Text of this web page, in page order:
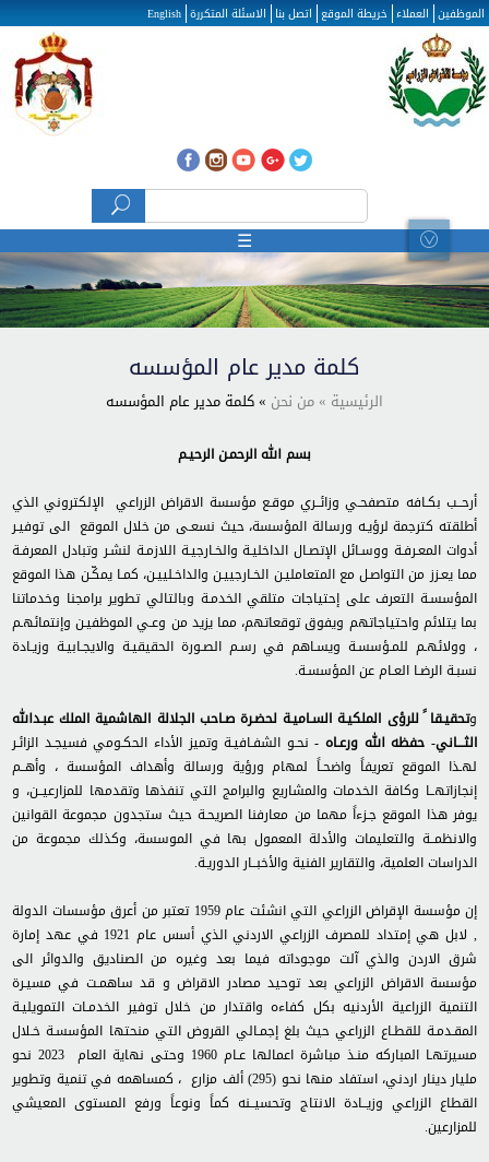
تجاوز إلى المحتوى الرئيسي
الموظفين العملاء خريطة الموقع اتصل بنا الاسئلة المتكررة English
☰
كلمة مدير عام المؤسسه
الرئيسية » من نحن » كلمة مدير عام المؤسسه
بسم الله الرحمـن الرحيـم
أرحــب بكـافه متصفحـي وزائــري موقـع مؤسسة الاقراض الزراعي الإلكتروني الذي
أطلقته كترجمة لرؤيـه ورسالة المؤسسة، حيث نسعـى من خلال الموقع الى توفيـر
أدوات المعـرفـة ووسـائل الإتصـال الداخليـة والخـارجيـة اللازمـة لنشـر وتبادل المعرفـة
مما يعـزز من التواصـل مع المتعامليـن الخـارجييـن والداخـلييـن، كمـا يمكّـن هذا الموقع
المؤسسـة التعرف على إحتياجات متلقي الخدمـة وبالتالي تطوير برامجنا وخدماتنا
بما يتلائم واحتياجاتهم ويفوق توقعاتهم، مما يزيد من وعـي الموظفيـن وإنتمائهـم
، وولائهـم للمـؤسسـة ويسـاهم في رسـم الصـورة الحقيقيـة والايجـابيـة وزيـادة
نسبـة الرضـا العـام عن المؤسسـة.
وتحقيـقا ً للرؤى الملكيـة السـاميـة لحضـرة صـاحب الجلالة الهاشمية الملك عبـدالله
الثـــاني- حفظه الله ورعـاه -نحـو الشفـافيـة وتميز الأداء الحكـومي فسيجـد الزائـر
لهـذا الموقع تعريفاً واضحـاً لمهام ورؤية ورسالة وأهداف المؤسسة ، وأهــم
إنجازاتهــا وكافة الخدمات والمشاريع والبرامج التي تنفذها وتقدمها للمزارعيــن، و
يوفر هذا الموقع جـزءاً مهما من معارفنا الصريحـة حيث ستجدون مجموعة القوانين
والانظمــة والتعليمات والأدلة المعمول بها في الموسسة، وكذلك مجموعة من
الدراسات العلمية، والتقارير الفنية والأخبــار الدوريـة.
إن مؤسسة الإقراض الزراعي التي انشئت عام 1959 تعتبر من أعرق مؤسسات الدولة
, لابل هي إمتداد للمصرف الزراعي الاردني الذي أسس عام 1921 في عهد إمارة
شرق الاردن والذي آلت موجوداته فيما بعد وغيره من الصناديق والدوائر الى
مؤسسة الاقراض الزراعي بعد توحيد مصادر الاقراض و قد ساهمـت في مسيـرة
التنمية الزراعية الأردنيه بكل كفاءه واقتدار من خلال توفير الخدمـات التمويليـة
المقـدمـة للقطـاع الزراعي حيث بلغ إجمـالي القروض التي منحتها المؤسسـة خـلال
مسيرتهـا المباركه منـذ مباشرة اعمالها عـام 1960 وحتى نهاية العام 2023 نحو
مليار دينار اردني، استفاد منها نحو (295) ألف مزارع ، كمساهمه في تنمية وتطوير
القطاع الزراعي وزيــادة الانتاج وتحسيــنه كماً ونوعاً ورفع المستوى المعيشي
للمزارعين.